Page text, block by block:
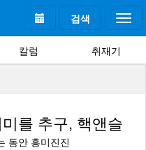
검색
칼럼 취재기
를 추구, 핵앤슬
동안 흥미진진